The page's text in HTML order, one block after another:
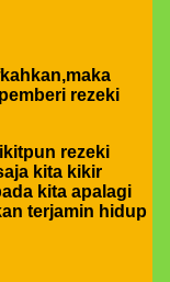
rezeki
rezeki
kita kikir
kita apalagi
terjamin hidup